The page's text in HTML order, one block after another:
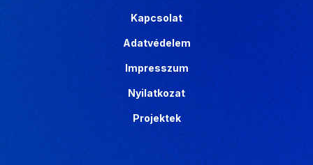
Kapcsolat
Adatvédelem
Impresszum
Nyilatkozat
Projektek